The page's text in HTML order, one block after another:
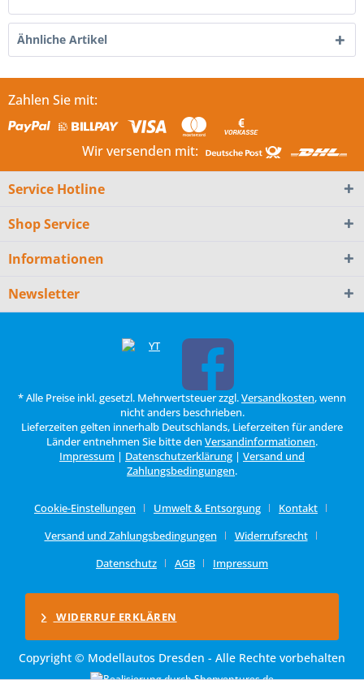
Ähnliche Artikel
Zahlen Sie mit:
Wir versenden mit:
Service Hotline
Shop Service
Informationen
Newsletter
* Alle Preise inkl. gesetzl. Mehrwertsteuer zzgl.Versandkosten, wenn
nicht anders beschrieben.
Lieferzeiten gelten innerhalb Deutschlands, Lieferzeiten für andere
Länder entnehmen Sie bitte den Versandinformationen.
Impressum | Datenschutzerklärung | Versand und
Zahlungsbedingungen.
Cookie-Einstellungen Umwelt & Entsorgung
Kontakt
Versand und Zahlungsbedingungen
Widerrufsrecht
Datenschutz
AGB Impressum
WIDERRUF ERKLÄREN
Copyright © Modellautos Dresden - Alle Rechte vorbehalten